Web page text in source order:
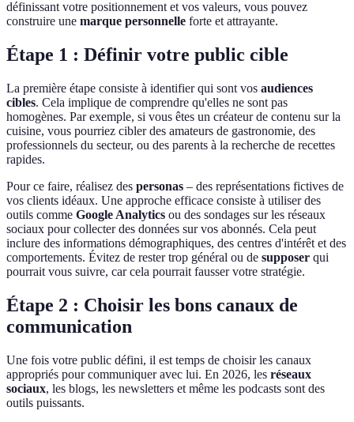
définissant votre positionnement et vos valeurs, vous pouvez
construire une marque personnelle forte et attrayante.
Étape 1 : Définir votre public cible
La première étape consiste à identifier qui sont vos audiences
cibles. Cela implique de comprendre qu'elles ne sont pas
homogènes. Par exemple, si vous êtes un créateur de contenu sur la
cuisine, vous pourriez cibler des amateurs de gastronomie, des
professionnels du secteur, ou des parents à la recherche de recettes
rapides.
Pour ce faire, réalisez des personas – des représentations fictives de
vos clients idéaux. Une approche efficace consiste à utiliser des
outils comme Google Analytics ou des sondages sur les réseaux
sociaux pour collecter des données sur vos abonnés. Cela peut
inclure des informations démographiques, des centres d'intérêt et des
comportements. Évitez de rester trop général ou de supposer qui
pourrait vous suivre, car cela pourrait fausser votre stratégie.
Étape 2 : Choisir les bons canaux de
communication
Une fois votre public défini, il est temps de choisir les canaux
appropriés pour communiquer avec lui. En 2026, les réseaux
sociaux, les blogs, les newsletters et même les podcasts sont des
outils puissants.